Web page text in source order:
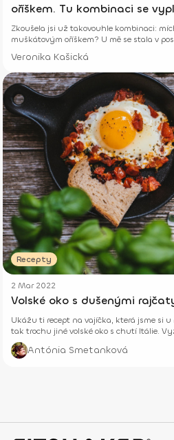
oříškem. Tu kombinaci se
Zkoušela jsi už takovouhle kombinaci:
muškátovým oříškem? U mě se stala v
Veronika Kašická
Recepty
2 Mar 2022
Volské oko s dušenými
Ukážu ti recept na vajíčka, která jsme si u
tak trochu jiné volské oko s chutí Itálie.
Antónia Smetanková